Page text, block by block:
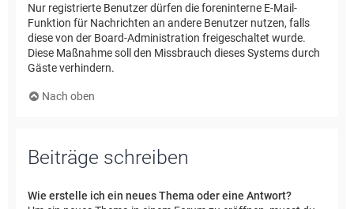
Nur registrierte Benutzer dürfen die foreninterne E-Mail-
Funktion für Nachrichten an andere Benutzer nutzen, falls
diese von der Board-Administration freigeschaltet wurde.
Diese Maßnahme soll den Missbrauch dieses Systems durch
Gäste verhindern.
Nach oben
Beiträge schreiben
Wie erstelle ich ein neues Thema oder eine Antwort?